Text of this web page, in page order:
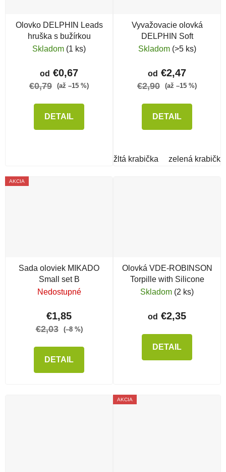
Olovko DELPHIN Leads
hruška s bužírkou
Skladom (1 ks)
od €0,67
€0,79 (až –15 %)
DETAIL
Vyvažovacie olovká
DELPHIN Soft
Skladom (>5 ks)
od €2,47
€2,90 (až –15 %)
DETAIL
žltá krabička zelená krabička
AKCIA
Sada oloviek MIKADO
Small set B
Nedostupné
€1,85
€2,03 (–8 %)
DETAIL
Olovká VDE-ROBINSON
Torpille with Silicone
Skladom (2 ks)
od €2,35
DETAIL
AKCIA